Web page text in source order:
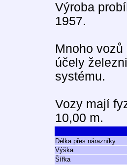
Výroba
1957.
Mnoho
účely
systému.
Vozy mají
10,00 m.
Délka přes nárazníky
Výška
Šířka